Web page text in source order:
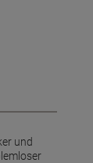
und